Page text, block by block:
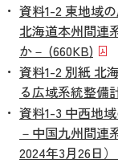
資料1-2 東地域
北海道本州間連
か－ (660KB)
資料1-2 別紙 北
る広域系統整備
資料1-3 中西地
－中国九州間連
2024年3月26日